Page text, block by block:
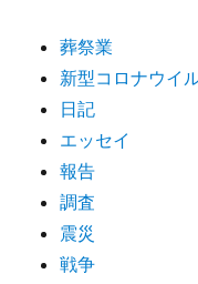
葬祭業
新型コロナウイ
日記
エッセイ
報告
調査
震災
戦争